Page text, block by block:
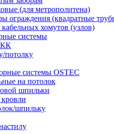
(для метрополитена)
ограждения (квадратные
хомутов (узлов)
системы
КК
потолку
системы OSTEC
на потолок
шпильки
шпильку